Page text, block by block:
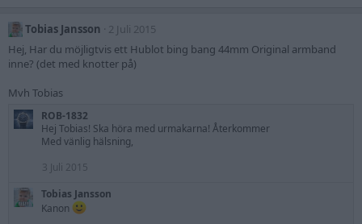
Tobias Jansson
2 Juli 2015
Hej, Har du möjligtvis ett Hublot bing bang 44mm Original armband
inne? (det med knotter på)
Mvh Tobias
ROB-1832
Hej Tobias! Ska höra med urmakarna! Återkommer
Med vänlig hälsning,
3 Juli 2015
Tobias Jansson
Kanon